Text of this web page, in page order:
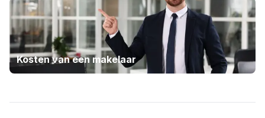
Kosten van een makelaar